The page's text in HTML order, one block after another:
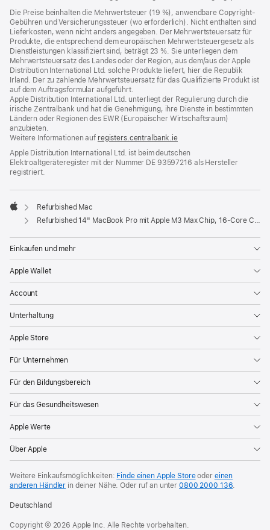
Die Preise beinhalten die Mehrwertsteuer (19 %), anwendbare Copyright-
Gebühren und Versicherungssteuer (wo erforderlich). Nicht enthalten sind
Lieferkosten, wenn nicht anders angegeben. Der Mehrwertsteuersatz für
Produkte, die entsprechend dem europäischen Mehrwertsteuergesetz als
Dienstleistungen klassifiziert sind, beträgt 23 %. Sie unterliegen dem
Mehrwertsteuersatz des Landes oder der Region, aus dem/aus der Apple
Distribution International Ltd. solche Produkte liefert, hier die Republik
Irland. Der zu zahlende Mehrwertsteuersatz für das Qualifizierte Produkt ist
auf dem Auftragsformular aufgeführt.
Apple Distribution International Ltd. unterliegt der Regulierung durch die
irische Zentralbank und hat die Genehmigung, ihre Dienste in bestimmten
Ländern oder Regionen des EWR (Europäischer Wirtschaftsraum)
anzubieten.
Weitere Informationen auf registers.centralbank.ie
Apple Distribution International Ltd. ist beim deutschen
Elektroaltgeräteregister mit der Nummer DE 93597216 als Hersteller
registriert.
Apple
Refurbished Mac
Refurbished 14" MacBook Pro mit Apple M3 Max Chip, 16‑Core CPU und 40‑Core GPU - Space Schwarz
Einkaufen und mehr
Apple Wallet
Account
Unterhaltung
Apple Store
Für Unternehmen
Für den Bildungsbereich
Für das Gesundheitswesen
Apple Werte
Über Apple
Weitere Einkaufsmöglichkeiten: Finde einen Apple Storeoder einen
anderen Händler in deiner Nähe. Oder ruf an unter0800 2000 136.
Deutschland
Copyright © 2026 Apple Inc. Alle Rechte vorbehalten.